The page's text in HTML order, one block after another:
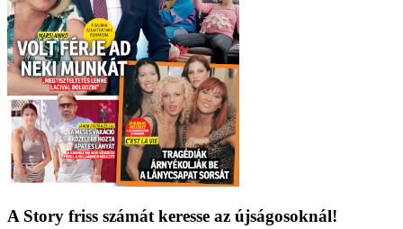
A Story friss számát keresse az újságosoknál!